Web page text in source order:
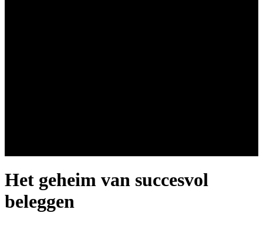
Het geheim van succesvol
beleggen